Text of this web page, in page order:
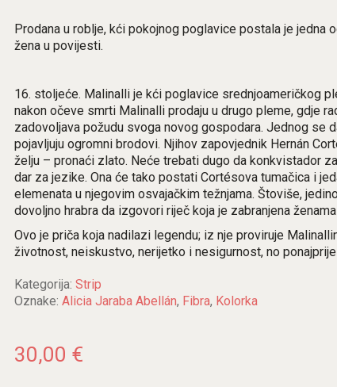
Prodana u roblje, kći pokojnog poglavice postala je jedna
žena u povijesti.
16. stoljeće. Malinalli je kći poglavice srednjoameričkog
nakon očeve smrti Malinalli prodaju u drugo pleme, gdje
zadovoljava požudu svoga novog gospodara. Jednog se
pojavljuju ogromni brodovi. Njihov zapovjednik Hernán
želju – pronaći zlato. Neće trebati dugo da konkvistador
dar za jezike. Ona će tako postati Cortésova tumačica i
elemenata u njegovim osvajačkim težnjama. Štoviše,
dovoljno hrabra da izgovori riječ koja je zabranjena
Ovo je priča koja nadilazi legendu; iz nje proviruje
životnost, neiskustvo, nerijetko i nesigurnost, no
Kategorija:Strip
Oznake:Alicia Jaraba Abellán, Fibra, Kolorka
30,00 €